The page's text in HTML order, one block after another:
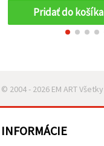
Pridať do košíka
© 2004 - 2026 EM ART
INFORMÁCIE